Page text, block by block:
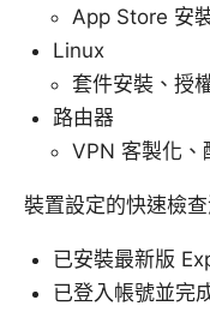
App Store 安
Linux
套件安裝、授
路由器
VPN 客製化、
裝置設定的快速檢
已安裝最新版
已登入帳號並完